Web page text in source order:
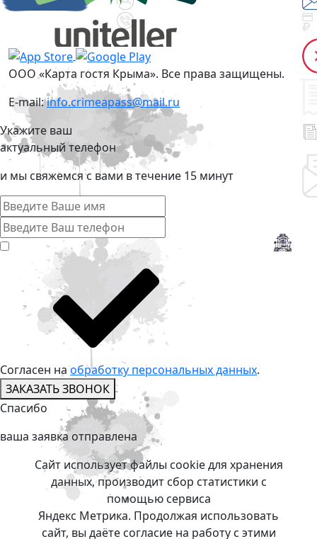
ООО «Карта гостя Крыма». Все права защищены.
E-mail:info.crimeapass@mail.ru
Укажите ваш
актуальный телефон
и мы свяжемся с вами в течение 15 минут
Согласен наобработку персональных данных.
ЗАКАЗАТЬ ЗВОНОК
Спасибо
ваша заявкa отправлена
Сайт использует файлы cookie для хранения
данных, производит сбор статистики с
помощью сервиса
Яндекс Метрика. Продолжая использовать
сайт, вы даёте согласие на работу с этими